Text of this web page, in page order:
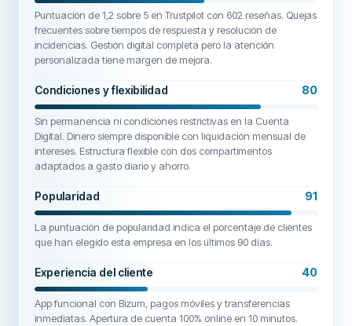
Puntuación de 1,2 sobre 5 en Trustpilot con 602 reseñas. Quejas
frecuentes sobre tiempos de respuesta y resolución de
incidencias. Gestión digital completa pero la atención
personalizada tiene margen de mejora.
Condiciones y flexibilidad 80
Sin permanencia ni condiciones restrictivas en la Cuenta
Digital. Dinero siempre disponible con liquidación mensual de
intereses. Estructura flexible con dos compartimentos
adaptados a gasto diario y ahorro.
Popularidad 91
La puntuación de popularidad indica el porcentaje de clientes
que han elegido esta empresa en los últimos 90 días.
Experiencia del cliente 40
App funcional con Bizum, pagos móviles y transferencias
inmediatas. Apertura de cuenta 100% online en 10 minutos.